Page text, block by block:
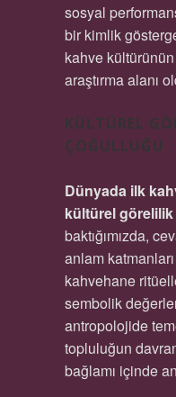
sosyal
bir kimlik
kahve
araştırma alanı
KÜLTÜREL
ÇOĞULLUĞU
Dünyada ilk
kültürel görelilik
baktığımızda,
anlam
kahvehane
sembolik
antropolojide
topluluğun
bağlamı içinde